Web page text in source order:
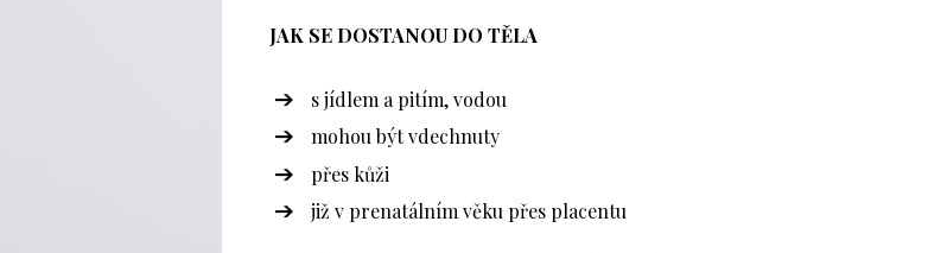
JAK SE DOSTANOU DO TĚLA
s jídlem a pitím, vodou
mohou být vdechnuty
přes kůži
již v prenatálním věku přes placentu